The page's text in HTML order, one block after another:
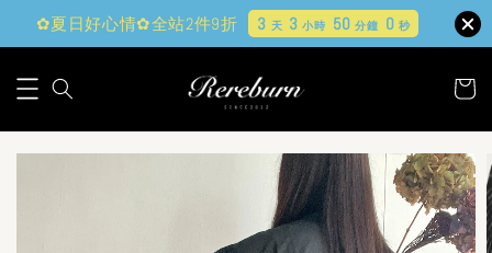
✿夏日好心情✿全站2件9折 3 天 3 小時 49 分鐘 58秒